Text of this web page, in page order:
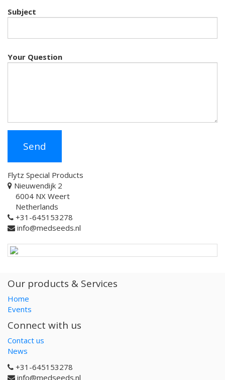
Subject
Your Question
Send
Flytz Special Products
Nieuwendijk 2
6004 NX Weert
Netherlands
+31-645153278
info@medseeds.nl
Our products & Services
Home
Events
Connect with us
Contact us
News
+31-645153278
info@medseeds.nl